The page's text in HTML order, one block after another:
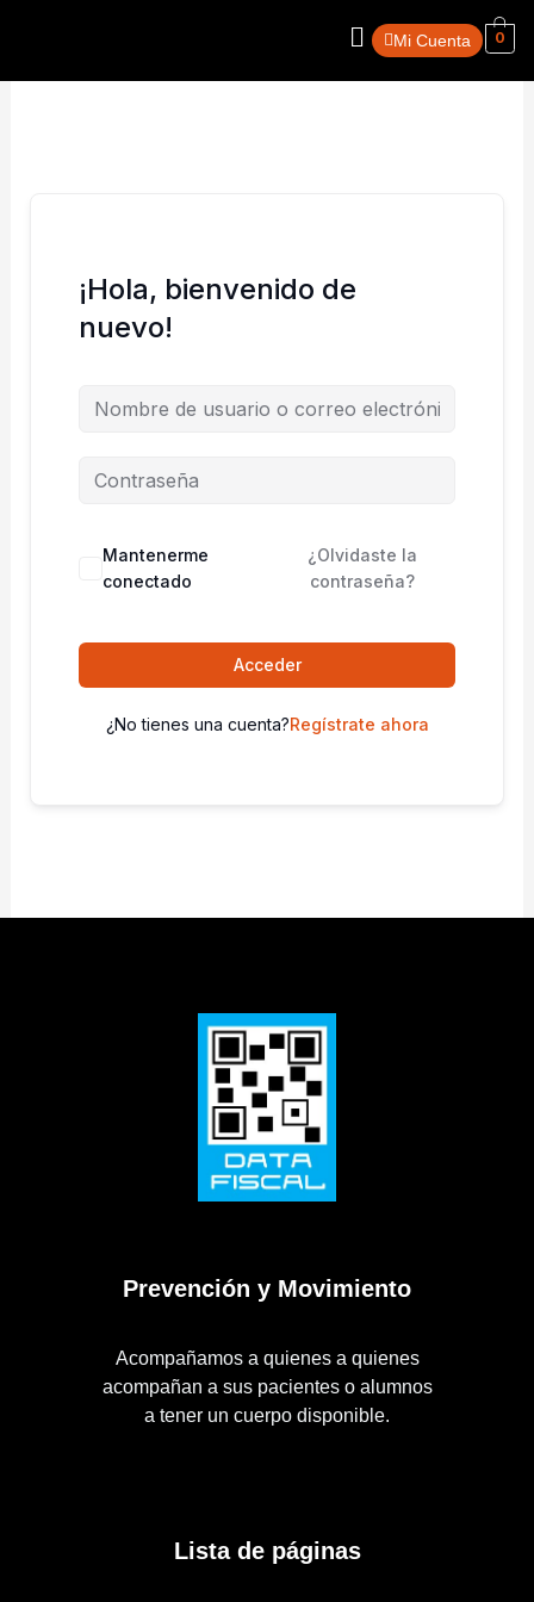
MenúMi Cuenta 0
¡Hola, bienvenido de
nuevo!
Mantenerme
conectado
¿Olvidaste la
contraseña?
Acceder
¿No tienes una cuenta?Regístrate ahora
Prevención y Movimiento
Acompañamos a quienes a quienes
acompañan a sus pacientes o alumnos
a tener un cuerpo disponible.
Lista de páginas